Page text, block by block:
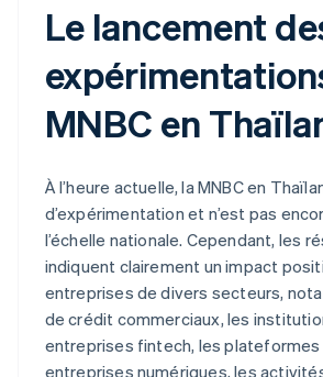
Le lancement
MNBC en
À l’heure actuelle, la MNBC en
d’expérimentation et n’est pas
l’échelle nationale. Cependant, les
indiquent clairement un impact
entreprises de divers secteurs,
de crédit commerciaux, les
entreprises fintech, les plateformes
entreprises numériques, les